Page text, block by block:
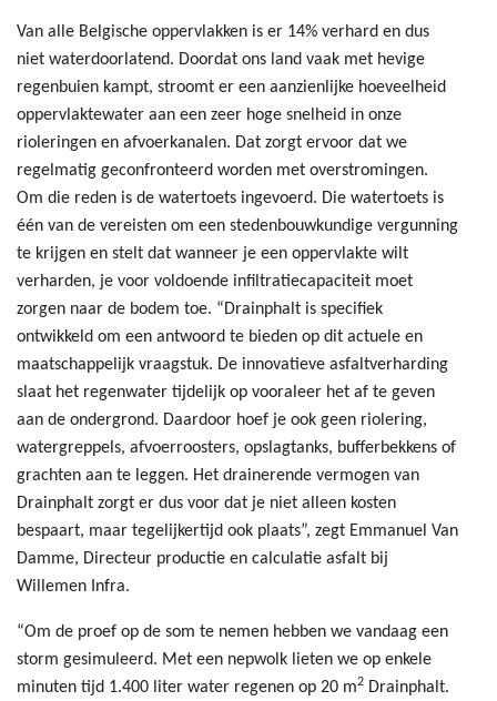
Van alle Belgische oppervlakken is er 14% verhard en dus
niet waterdoorlatend. Doordat ons land vaak met hevige
regenbuien kampt, stroomt er een aanzienlijke hoeveelheid
oppervlaktewater aan een zeer hoge snelheid in onze
rioleringen en afvoerkanalen. Dat zorgt ervoor dat we
regelmatig geconfronteerd worden met overstromingen.
Om die reden is de watertoets ingevoerd. Die watertoets is
één van de vereisten om een stedenbouwkundige vergunning
te krijgen en stelt dat wanneer je een oppervlakte wilt
verharden, je voor voldoende infiltratiecapaciteit moet
zorgen naar de bodem toe. “Drainphalt is specifiek
ontwikkeld om een antwoord te bieden op dit actuele en
maatschappelijk vraagstuk. De innovatieve asfaltverharding
slaat het regenwater tijdelijk op vooraleer het af te geven
aan de ondergrond. Daardoor hoef je ook geen riolering,
watergreppels, afvoerroosters, opslagtanks, bufferbekkens of
grachten aan te leggen. Het drainerende vermogen van
Drainphalt zorgt er dus voor dat je niet alleen kosten
bespaart, maar tegelijkertijd ook plaats”, zegt Emmanuel Van
Damme, Directeur productie en calculatie asfalt bij
Willemen Infra.
“Om de proef op de som te nemen hebben we vandaag een
storm gesimuleerd. Met een nepwolk lieten we op enkele
minuten tijd 1.400 liter water regenen op 20 m2 Drainphalt.